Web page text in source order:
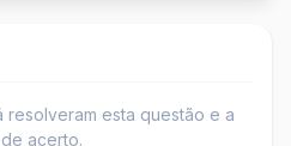
resolveram esta questão e a
acerto.